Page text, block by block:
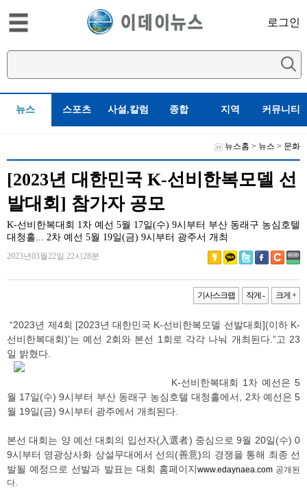
로그인
뉴스 스포츠 사설,칼럼 종합 지역 커뮤니티
뉴스홈 > 뉴스 > 문화
[2023년 대한민국 K-선비한복모델 선
발대회] 참가자 공모
K-선비한복대회 1차 예선 5월 17일(수) 9시부터 부산 동래구 농심호텔
대청홀... 2차 예선 5월 19일(금) 9시부터 광주서 개최
2023년03월22일 22시28분
기사스크랩 작게 - 크게 +
“2023년 제4회 [2023년 대한민국 K-선비한복모델 선발대회](이하 K-
선비한복대회)’는 예선 2회와 본선 1회로 각각 나눠 개최된다.”고 23
일 밝혔다.
K-선비한복대회 1차 예선은 5
월 17일(수) 9시부터 부산 동래구 농심호텔 대청홀에서, 2차 예선은 5
월 19일(금) 9시부터 광주에서 개최된다.
본선 대회는 양 예선 대회의 입선자(入選者) 중심으로 9월 20일(수) 0
9시부터 영광상사화 상설무대에서 선의(善意)의 경쟁을 통해 최종 선
발될 예정으로 선발과 발표는 대회 홈페이지www.edaynaea.com공개된
다.